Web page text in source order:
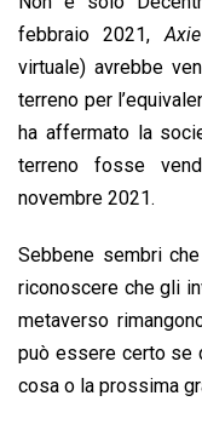
febbraio 2021,
virtuale) avrebbe
terreno per
ha affermato la
terreno fosse
novembre 2021.
Sebbene sembri
riconoscere che gli
metaverso
può essere certo se
cosa o la prossima